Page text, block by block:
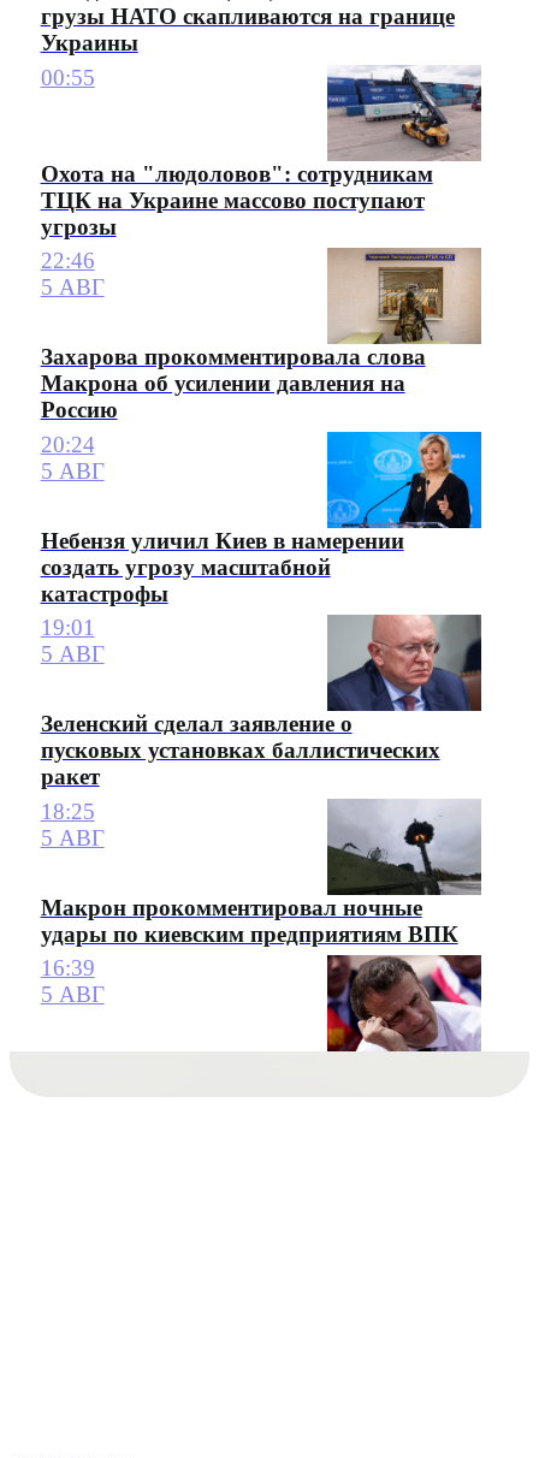
грузы НАТО скапливаются на границе
Украины
00:55
Охота на "людоловов": сотрудникам
ТЦК на Украине массово поступают
угрозы
22:46
5 АВГ
Захарова прокомментировала слова
Макрона об усилении давления на
Россию
20:24
5 АВГ
Небензя уличил Киев в намерении
создать угрозу масштабной
катастрофы
19:01
5 АВГ
Зеленский сделал заявление о
пусковых установках баллистических
ракет
18:25
5 АВГ
Макрон прокомментировал ночные
удары по киевским предприятиям ВПК
16:39
5 АВГ